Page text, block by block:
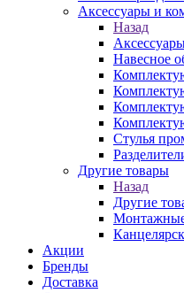
Аксессуары и
Назад
Навесное
Стулья
Другие товары
Назад
Другие
Акции
Бренды
Доставка